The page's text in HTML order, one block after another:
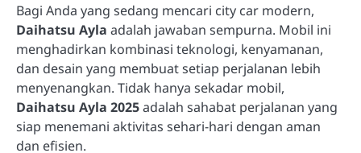
Bagi Anda yang sedang mencari city car modern,
Daihatsu Ayla adalah jawaban sempurna. Mobil ini
menghadirkan kombinasi teknologi, kenyamanan,
dan desain yang membuat setiap perjalanan lebih
menyenangkan. Tidak hanya sekadar mobil,
Daihatsu Ayla 2025adalah sahabat perjalanan yang
siap menemani aktivitas sehari-hari dengan aman
dan efisien.